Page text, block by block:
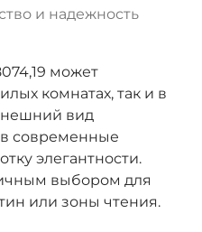
и надежность
может
комнатах, так и в
вид
современные
элегантности.
выбором для
или зоны чтения.